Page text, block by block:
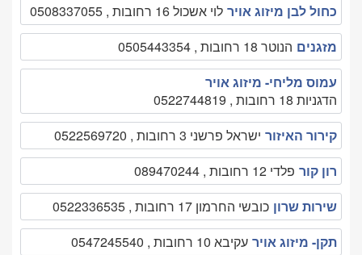
כחול לבן מיזוג אויר לוי אשכול 16 רחובות , 0508337055
מזגנים הנוטר 18 רחובות , 0505443354
עמוס מליחי- מיזוג אויר
הדגניות 18 רחובות , 0522744819
קירור האיזור ישראל פרשני 3 רחובות , 0522569720
רון קור פלדי 12 רחובות , 089470244
שירות שרון כובשי החרמון 17 רחובות , 0522336535
תקן- מיזוג אויר עקיבא 10 רחובות , 0547245540